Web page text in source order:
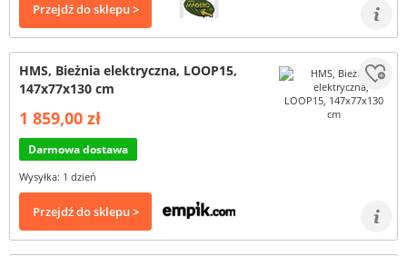
Przejdź do sklepu >
HMS, Bieżnia elektryczna, LOOP15,
147x77x130 cm
1 859,00 zł
Darmowa dostawa
Wysyłka: 1 dzień
Przejdź do sklepu >